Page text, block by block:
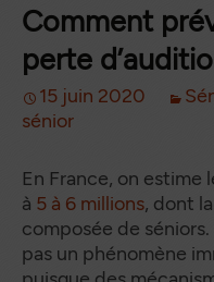
Comment
perte
15 juin 2020
sénior
En France, on
à 5 à 6 millions, dont
composée de séniors.
pas un phénomène